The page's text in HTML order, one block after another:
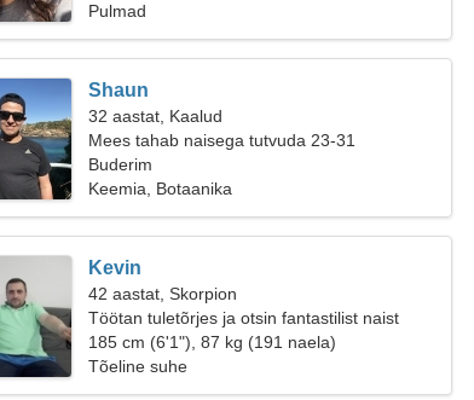
Pulmad
Shaun
32 aastat, Kaalud
Mees tahab naisega tutvuda 23-31
Buderim
Keemia, Botaanika
Kevin
42 aastat, Skorpion
Töötan tuletõrjes ja otsin fantastilist naist
185 cm (6'1"), 87 kg (191 naela)
Tõeline suhe